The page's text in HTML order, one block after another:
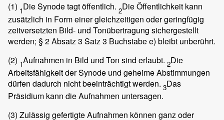
(1) 1Die Synode tagt öffentlich. 2Die Öffentlichkeit kann
zusätzlich in Form einer gleichzeitigen oder geringfügig
zeitversetzten Bild- und Tonübertragung sichergestellt
werden; § 2 Absatz 3 Satz 3 Buchstabe e) bleibt unberührt.
(2) 1Aufnahmen in Bild und Ton sind erlaubt. 2Die
Arbeitsfähigkeit der Synode und geheime Abstimmungen
dürfen dadurch nicht beeinträchtigt werden. 3Das
Präsidium kann die Aufnahmen untersagen.
(3) Zulässig gefertigte Aufnahmen können ganz oder